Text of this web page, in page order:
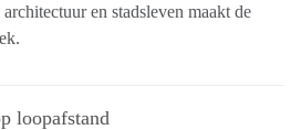
en stadsleven maakt de
loopafstand